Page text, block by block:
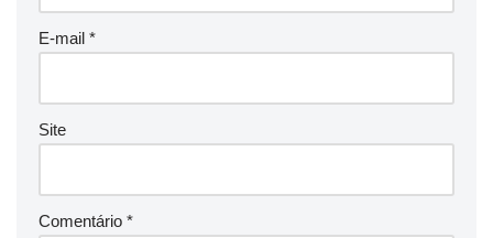
E-mail *
Site
Comentário *